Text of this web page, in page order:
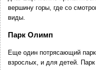
вершину горы, где со
виды.
Парк Олимп
Еще один потрясающий
взрослых, и для детей.